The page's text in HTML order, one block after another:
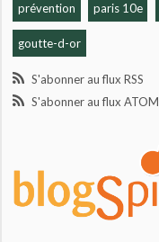
prévention paris 10e
goutte-d-or
S'abonner au flux RSS
S'abonner au flux ATOM